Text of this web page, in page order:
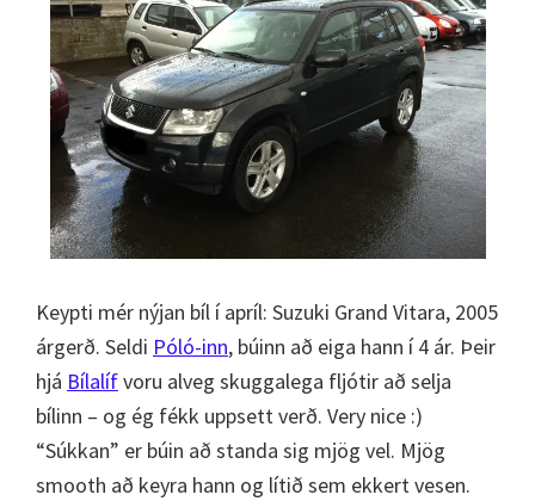
Keypti mér nýjan bíl í apríl: Suzuki Grand Vitara, 2005
árgerð. Seldi Póló-inn, búinn að eiga hann í 4 ár. Þeir
hjá Bílalífvoru alveg skuggalega fljótir að selja
bílinn – og ég fékk uppsett verð. Very nice :)
“Súkkan” er búin að standa sig mjög vel. Mjög
smooth að keyra hann og lítið sem ekkert vesen.